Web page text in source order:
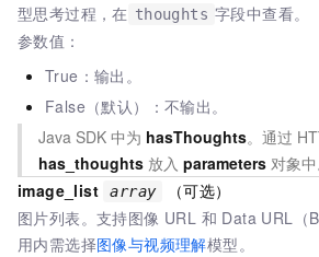
型思考过程 ，在 thoughts 字段中查看。
参数值：
True：输出。
False（默认）：不输出。
Java SDK 中为 hasThoughts。通过
has_thoughts 放入 parameters 对象中
image_list
array
（可选）
图片列表。支持图像 URL 和 Data URL（
用内需选择图像与视频理解模型。